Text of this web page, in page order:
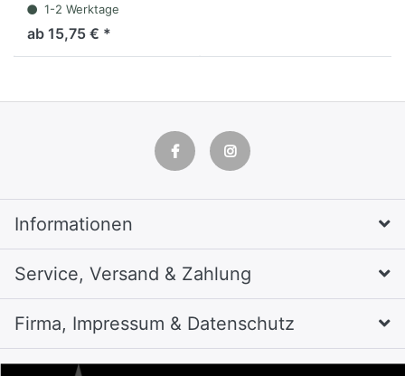
1-2 Werktage
ab 15,75 € *
Informationen
Service, Versand & Zahlung
Firma, Impressum & Datenschutz